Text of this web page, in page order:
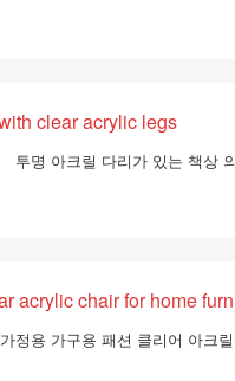
투명 아크릴 다리가 있는 책상
가정용 가구용 패션 클리어 아크